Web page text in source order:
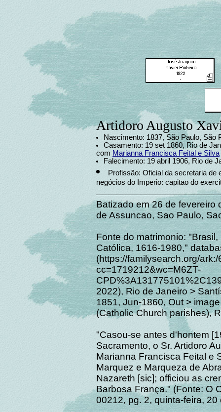
Artidoro Augusto
Nascimento: 1837, São Paulo, São
Casamento: 19 set 1860, Rio de
com Marianna Francisca Feital e Silva
Falecimento: 19 abril 1906, Rio de
Profissão: Oficial da secretaria de
negócios do Imperio: capitao do
Batizado em 26 de fevereiro
de Assuncao, Sao Paulo,
Fonte do matrimonio:
Católica, 1616-1980,"
(https://familysearch.org/
cc=1719212&wc=M6ZT-
2022), Rio de Janeiro >
1851, Jun-1860, Out >
(Catholic Church parishes),
"Casou-se antes d'hontem
Sacramento, o Sr. Artidoro
Marianna Francisca Feital e
Marquez e Marqueza de
Nazareth [sic]; officiou as
Barbosa França." (Fonte: O
00212, pg. 2, quinta-feira,